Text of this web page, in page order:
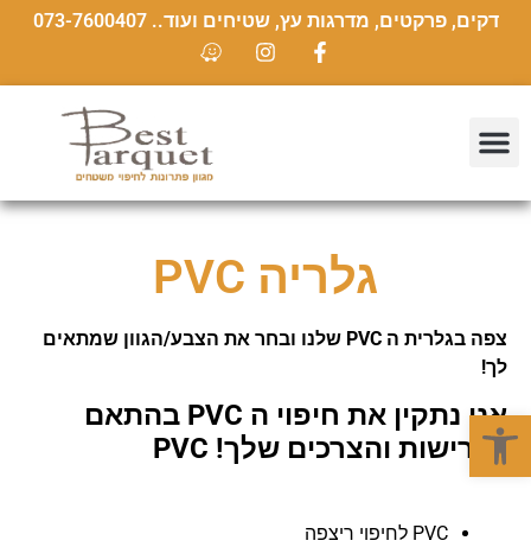
פתח סרגל נגישות
דקים, פרקטים, מדרגות עץ, שטיחים ועוד.. 073-7600407
גלריה PVC
צפה בגלרית ה PVC שלנו ובחר את הצבע/הגוון שמתאים
לך!
אנו נתקין את חיפוי ה PVC בהתאם
לדרישות והצרכים שלך! PVC
PVC לחיפוי ריצפה